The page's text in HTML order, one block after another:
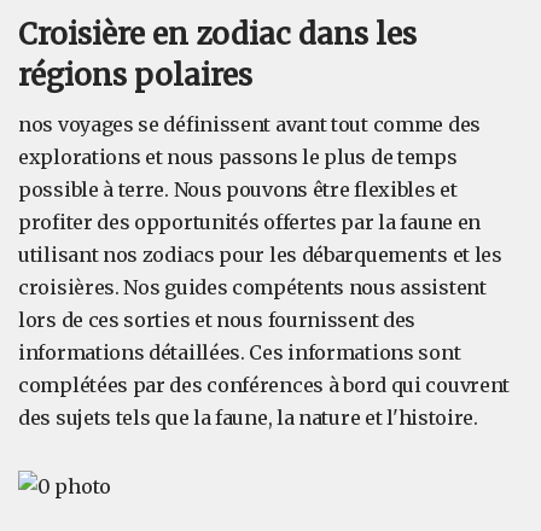
Croisière en zodiac dans les
régions polaires
nos voyages se définissent avant tout comme des
explorations et nous passons le plus de temps
possible à terre. Nous pouvons être flexibles et
profiter des opportunités offertes par la faune en
utilisant nos zodiacs pour les débarquements et les
croisières. Nos guides compétents nous assistent
lors de ces sorties et nous fournissent des
informations détaillées. Ces informations sont
complétées par des conférences à bord qui couvrent
des sujets tels que la faune, la nature et l'histoire.